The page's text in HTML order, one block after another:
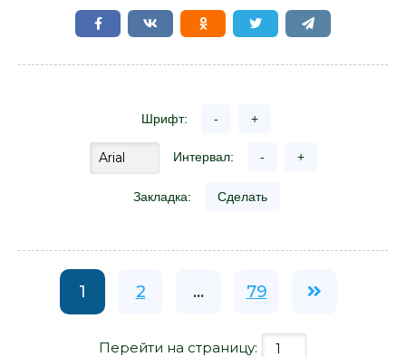
Шрифт: - +
Интервал: - +
Закладка: Сделать
1 2 ... 79
Перейти на страницу: